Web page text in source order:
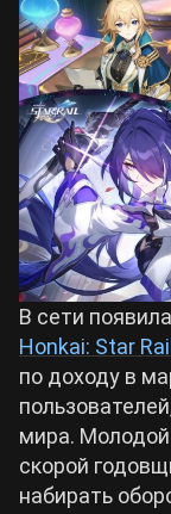
Crimson
Zenless
Kingdom
Path of Exile
Roblox
Билды
Билды
Билды
Билды Path
В сети
Honkai: Star Rail
по доходу в
мира. Молодой
скорой
набирать